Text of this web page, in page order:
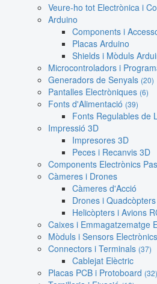
Veure-ho tot Electrònica i
Arduino
Components i
Placas Arduino
Shields i Mòduls
Microcontroladors i
Generadors de Senyals (20)
Pantalles Electròniques (6)
Fonts d'Alimentació (39)
Fonts Regulables de
Impressió 3D
Impresores 3D
Peces i Recanvis 3D
Components Electrònics
Càmeres i Drones
Càmeres d'Acció
Drones i Quadcòpters
Helicòpters i Avions
Caixes i Emmagatzematge
Mòduls i Sensors Electrònics
Connectors i Terminals (37)
Cablejat Elèctric
Placas PCB i Protoboard (32)